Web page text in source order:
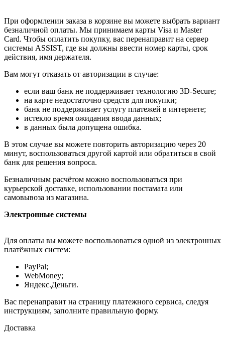
При оформлении заказа в корзине вы можете выбрать вариант
безналичной оплаты. Мы принимаем карты Visa и Master
Card. Чтобы оплатить покупку, вас перенаправит на сервер
системы ASSIST, где вы должны ввести номер карты, срок
действия, имя держателя.
Вам могут отказать от авторизации в случае:
если ваш банк не поддерживает технологию 3D-Secure;
на карте недостаточно средств для покупки;
банк не поддерживает услугу платежей в интернете;
истекло время ожидания ввода данных;
в данных была допущена ошибка.
В этом случае вы можете повторить авторизацию через 20
минут, воспользоваться другой картой или обратиться в свой
банк для решения вопроса.
Безналичным расчётом можно воспользоваться при
курьерской доставке, использовании постамата или
самовывоза из магазина.
Электронные системы
Для оплаты вы можете воспользоваться одной из электронных
платёжных систем:
PayPal;
WebMoney;
Яндекс.Деньги.
Вас перенаправит на страницу платежного сервиса, следуя
инструкциям, заполните правильную форму.
Доставка